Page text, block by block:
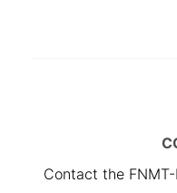
Contact the